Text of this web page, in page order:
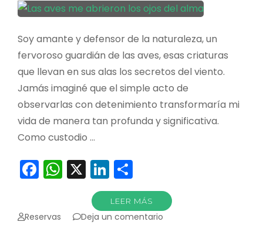
Soy amante y defensor de la naturaleza, un
fervoroso guardián de las aves, esas criaturas
que llevan en sus alas los secretos del viento.
Jamás imaginé que el simple acto de
observarlas con detenimiento transformaría mi
vida de manera tan profunda y significativa.
Como custodio …
Facebook
WhatsApp
X LinkedIn
LEER MÁS
Reservas Deja un comentario